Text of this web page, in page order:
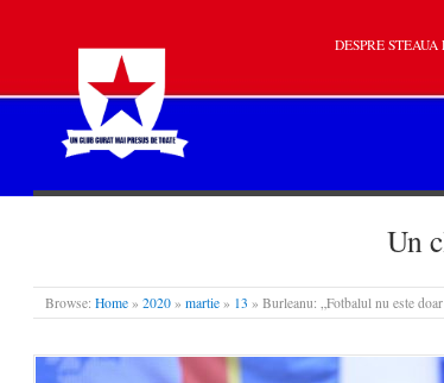
STEAUA LIBERĂ
DESPRE
Un
Browse: Home » 2020 » martie » 13 » Burleanu: „Fotbalul nu este